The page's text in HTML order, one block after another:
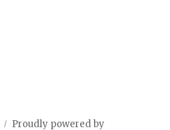
Proudly powered by